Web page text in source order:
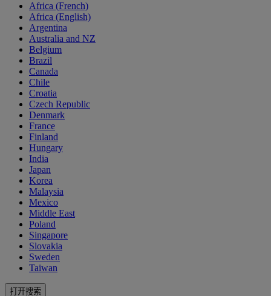
Africa (French)
Africa (English)
Argentina
Australia and NZ
Belgium
Brazil
Canada
Chile
Croatia
Czech Republic
Denmark
France
Finland
Hungary
India
Japan
Korea
Malaysia
Mexico
Middle East
Poland
Singapore
Slovakia
Sweden
Taiwan
打开搜索